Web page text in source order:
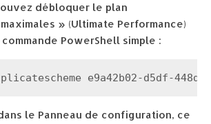
débloquer le plan
» (Ultimate Performance)
PowerShell simple :
e9a42b02-d5df-448d-
le Panneau de configuration, ce